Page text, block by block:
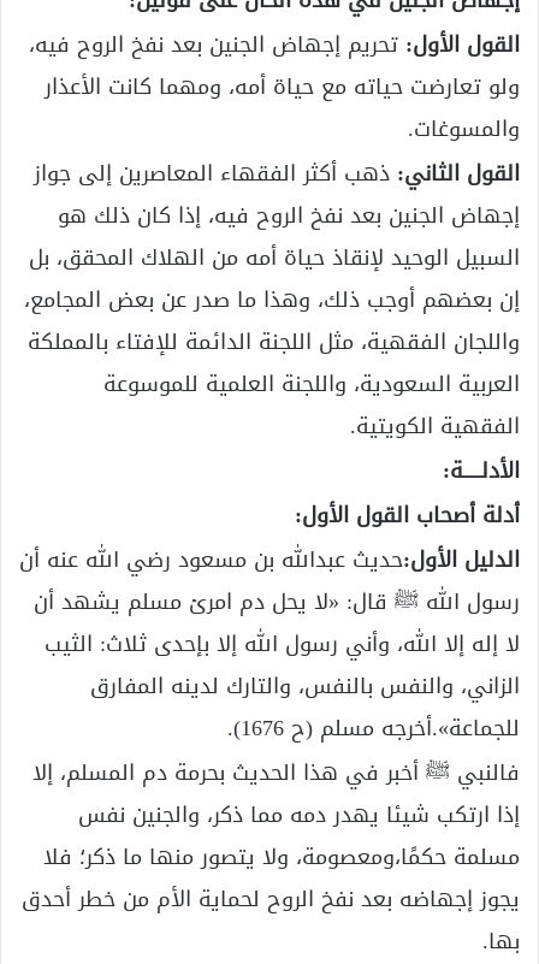
القول الأول: تحريم إجهاض الجنين بعد نفخ الروح فيه،
ولو تعارضت حياته مع حياة أمه، ومهما كانت الأعذار
والمسوغات.
القول الثاني: ذهب أكثر الفقهاء المعاصرين إلى جواز
إجهاض الجنين بعد نفخ الروح فيه، إذا كان ذلك هو
السبيل الوحيد لإنقاذ حياة أمه من الهلاك المحقق، بل
إن بعضهم أوجب ذلك، وهذا ما صدر عن بعض المجامع،
واللجان الفقهية، مثل اللجنة الدائمة للإفتاء بالمملكة
العربية السعودية، واللجنة العلمية للموسوعة
الفقهية الكويتية.
الأدلـــــة:
أدلة أصحاب القول الأول:
الدليل الأول:حديث عبدالله بن مسعود رضي الله عنه أن
رسول الله ﷺ قال: «لا يحل دم امرئ مسلم يشهد أن
لا إله إلا الله، وأني رسول الله إلا بإحدى ثلاث: الثيب
الزاني، والنفس بالنفس، والتارك لدينه المفارق
للجماعة».أخرجه مسلم (ح 1676).
فالنبي ﷺ أخبر في هذا الحديث بحرمة دم المسلم، إلا
إذا ارتكب شيئا يهدر دمه مما ذكر، والجنين نفس
مسلمة حكمًا،ومعصومة، ولا يتصور منها ما ذكر؛ فلا
يجوز إجهاضه بعد نفخ الروح لحماية الأم من خطر أحدق
بها.